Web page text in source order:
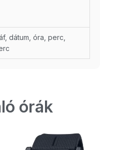
dátum, óra, perc,
órák